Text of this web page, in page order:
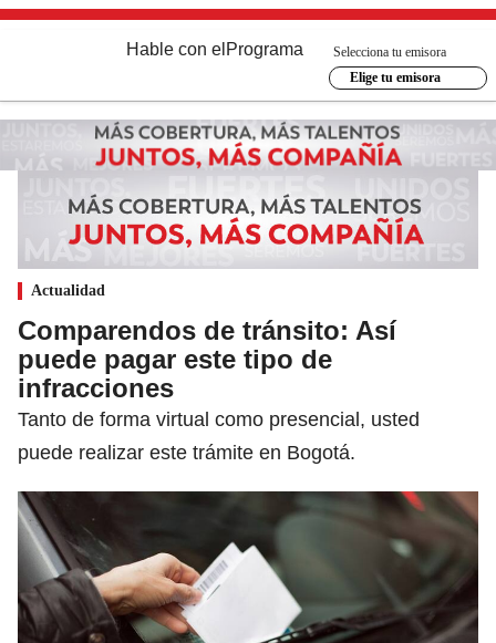
Hable con el Programa
Selecciona tu emisora
Elige tu emisora
Actualidad
Comparendos de tránsito: Así
puede pagar este tipo de
infracciones
Tanto de forma virtual como presencial, usted
puede realizar este trámite en Bogotá.